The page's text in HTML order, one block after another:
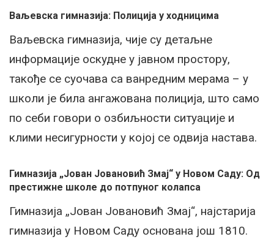
Ваљевска гимназија: Полиција у ходницима
Ваљевска гимназија, чије су детаљне
информације оскудне у јавном простору,
такође се суочава са ванредним мерама – у
школи је била ангажована полиција, што само
по себи говори о озбиљности ситуације и
клими несигурности у којој се одвија настава.
Гимназија „Јован Јовановић Змај“ у Новом Саду: Од
престижне школе до потпуног колапса
Гимназија „Јован Јовановић Змај“, најстарија
гимназија у Новом Саду основана још 1810.